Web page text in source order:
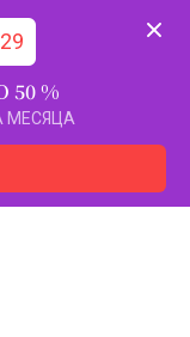
29
%
МЕСЯЦА